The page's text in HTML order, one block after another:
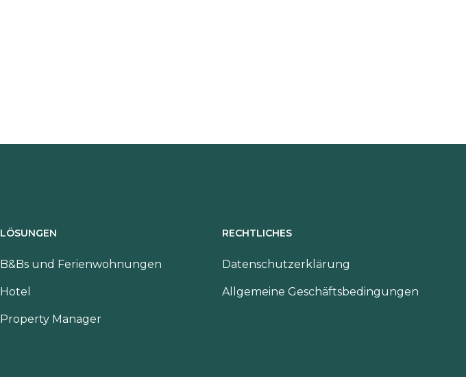
LÖSUNGEN
B&Bs und Ferienwohnungen
Hotel
Property Manager
RECHTLICHES
Datenschutzerklärung
Allgemeine Geschäftsbedingungen